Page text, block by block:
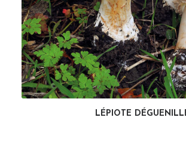
LÉPIOTE